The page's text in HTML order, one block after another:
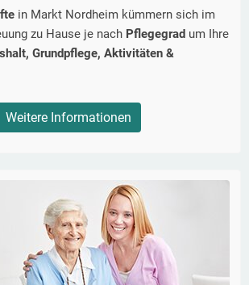
in Markt Nordheim kümmern sich im
zu Hause je nach Pflegegrad um Ihre
Grundpflege, Aktivitäten &
Weitere Informationen